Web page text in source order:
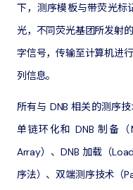
下，测序模板与带荧光标
光，不同荧光基团所发射
字信号，传输至计算机进
列信息。
所有与 DNB 相关的测序
单链环化和 DNB 制备
Array）、DNB 加载（
序法）、双端测序技术（